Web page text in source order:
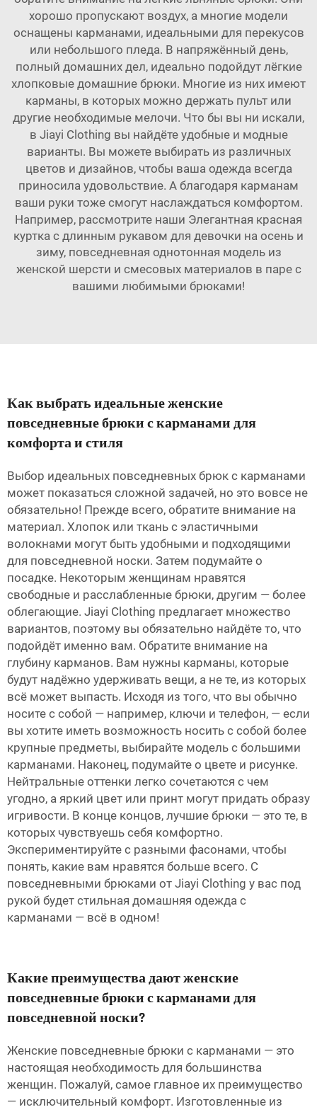
хорошо пропускают воздух, а многие модели
оснащены карманами, идеальными для перекусов
или небольшого пледа. В напряжённый день,
полный домашних дел, идеально подойдут лёгкие
хлопковые домашние брюки. Многие из них имеют
карманы, в которых можно держать пульт или
другие необходимые мелочи. Что бы вы ни искали,
в Jiayi Clothing вы найдёте удобные и модные
варианты. Вы можете выбирать из различных
цветов и дизайнов, чтобы ваша одежда всегда
приносила удовольствие. А благодаря карманам
ваши руки тоже смогут наслаждаться комфортом.
Например, рассмотрите наши Элегантная красная
куртка с длинным рукавом для девочки на осень и
зиму, повседневная однотонная модель из
женской шерсти и смесовых материалов в паре с
вашими любимыми брюками!
Как выбрать идеальные женские
повседневные брюки с карманами для
комфорта и стиля
Выбор идеальных повседневных брюк с карманами
может показаться сложной задачей, но это вовсе не
обязательно! Прежде всего, обратите внимание на
материал. Хлопок или ткань с эластичными
волокнами могут быть удобными и подходящими
для повседневной носки. Затем подумайте о
посадке. Некоторым женщинам нравятся
свободные и расслабленные брюки, другим — более
облегающие. Jiayi Clothing предлагает множество
вариантов, поэтому вы обязательно найдёте то, что
подойдёт именно вам. Обратите внимание на
глубину карманов. Вам нужны карманы, которые
будут надёжно удерживать вещи, а не те, из которых
всё может выпасть. Исходя из того, что вы обычно
носите с собой — например, ключи и телефон, — если
вы хотите иметь возможность носить с собой более
крупные предметы, выбирайте модель с большими
карманами. Наконец, подумайте о цвете и рисунке.
Нейтральные оттенки легко сочетаются с чем
угодно, а яркий цвет или принт могут придать образу
игривости. В конце концов, лучшие брюки — это те, в
которых чувствуешь себя комфортно.
Экспериментируйте с разными фасонами, чтобы
понять, какие вам нравятся больше всего. С
повседневными брюками от Jiayi Clothing у вас под
рукой будет стильная домашняя одежда с
карманами — всё в одном!
Какие преимущества дают женские
повседневные брюки с карманами для
повседневной носки?
Женские повседневные брюки с карманами — это
настоящая необходимость для большинства
женщин. Пожалуй, самое главное их преимущество
— исключительный комфорт. Изготовленные из